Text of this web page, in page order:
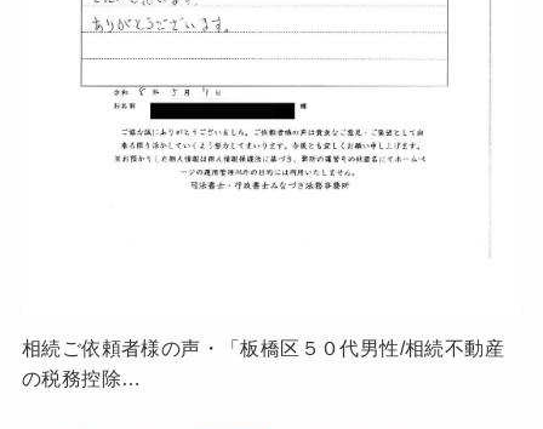
相続ご依頼者様の声・「板橋区５０代男性/相続不動産
の税務控除…